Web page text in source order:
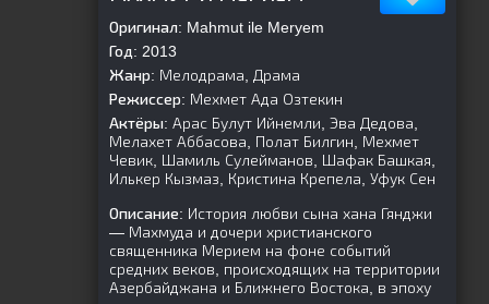
Оригинал: Mahmut ile Meryem
Год: 2013
Жанр: Мелодрама, Драма
Режиссер: Мехмет Ада Озтекин
Актёры: Арас Булут Ийнемли, Эва Дедова,
Мелахет Аббасова, Полат Билгин, Мехмет
Чевик, Шамиль Сулейманов, Шафак Башкая,
Илькер Кызмаз, Кристина Крепела, Уфук Сен
Описание: История любви сына хана Гянджи
— Махмуда и дочери христианского
священника Мерием на фоне событий
средних веков, происходящих на территории
Азербайджана и Ближнего Востока, в эпоху